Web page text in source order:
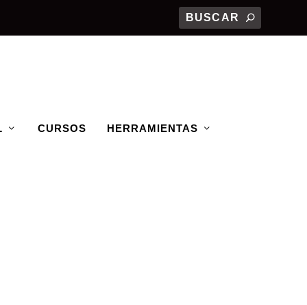
CURSOS HERRAMIENTAS